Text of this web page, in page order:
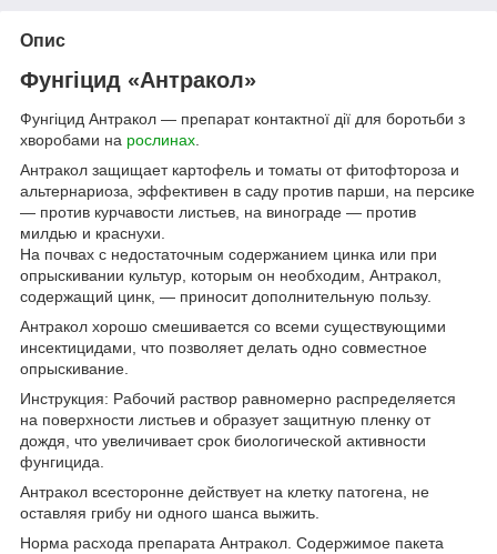
Опис
Фунгіцид «Антракол»
Фунгіцид Антракол — препарат контактної дії для боротьби з
хворобами на рослинах.
Антракол защищает картофель и томаты от фитофтороза и
альтернариоза, эффективен в саду против парши, на персике
— против курчавости листьев, на винограде — против
милдью и краснухи.
На почвах с недостаточным содержанием цинка или при
опрыскивании культур, которым он необходим, Антракол,
содержащий цинк, — приносит дополнительную пользу.
Антракол хорошо смешивается со всеми существующими
инсектицидами, что позволяет делать одно совместное
опрыскивание.
Инструкция: Рабочий раствор равномерно распределяется
на поверхности листьев и образует защитную пленку от
дождя, что увеличивает срок биологической активности
фунгицида.
Антракол всесторонне действует на клетку патогена, не
оставляя грибу ни одного шанса выжить.
Норма расхода препарата Антракол. Содержимое пакета